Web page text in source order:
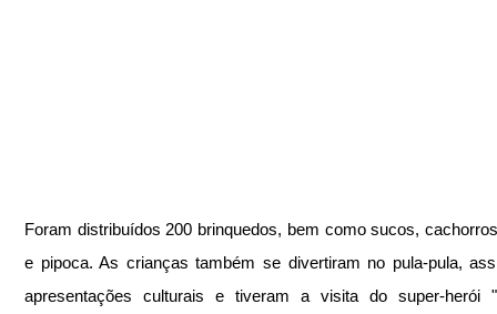
Foram distribuídos 200 brinquedos, bem como sucos,
e pipoca. As crianças também se divertiram no pula-pula,
apresentações culturais e tiveram a visita do super-herói